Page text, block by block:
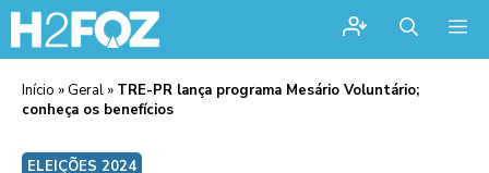
Início » Geral » TRE-PR lança programa Mesário Voluntário;
conheça os benefícios
ELEIÇÕES 2024